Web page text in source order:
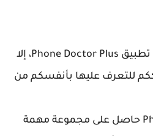
هذه فقط بعض مميزات تطبيق Phone Doctor Plus، إلا
للتعرف عليها بأنفسكم من
تطبيق Phone Doctor Plus حاصل على مجموعة مهمة